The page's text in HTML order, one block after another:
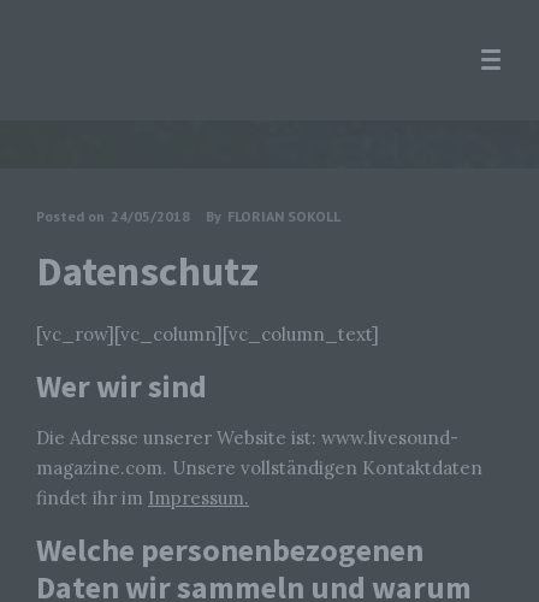
Posted on 24/05/2018 By FLORIAN SOKOLL
Datenschutz
[vc_row][vc_column][vc_column_text]
Wer wir sind
Die Adresse unserer Website ist: www.livesound-
magazine.com. Unsere vollständigen Kontaktdaten
findet ihr im Impressum.
Welche personenbezogenen
Daten wir sammeln und warum